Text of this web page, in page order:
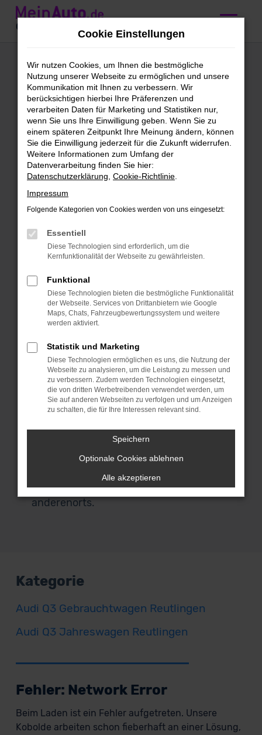
Zum
Hauptinhalt
Audi Q3 kaufen mit
Lieferservice nach
Reutlingen
Wir bieten günstige Audi Q3 für
Reutlingen
Schleichst du bereits um einen Audi Q3
herum und möchtest bald mit diesem
Modell in Reutlingen unterwegs sein?
wir bieten dieses erstklassige Fahrzeug
zu einem sensationellen Preis. Bei
die Spezialisten für den Audi Q3 und eine
Reihe anderer Modelle geraten. Für uns
spricht, dass wir ausschließlich
Fahrzeuge aus erster Hand anbieten
und du durchweg scheckheftgepflegte
Autos erhältst. Wir sprechen dabei von
Fahrzeuge für den einheimischen Markt
und ausdrücklich nicht von EU-
Importen. Auch, wenn du in Reutlingen
zuhause bist und nicht zu uns nach
Garching bei München kommen
möchtest, bist du herzlich willkommen.
Unser Lieferdienst macht es möglich
und stellt dir dein Fahrzeug direkt vor
deine Haustür – ob in Reutlingen oder
anderenorts.
Kategorie
Audi Q3 Gebrauchtwagen Reutlingen
Audi Q3 Jahreswagen Reutlingen
Fehler: Network Error
Beim Laden ist ein Fehler aufgetreten. Unsere
Kobolde arbeiten schon fieberhaft an einer Lösung,
Cookie Einstellungen
Wir nutzen Cookies, um Ihnen die bestmögliche
Nutzung unserer Webseite zu ermöglichen und unsere
Kommunikation mit Ihnen zu verbessern. Wir
berücksichtigen hierbei Ihre Präferenzen und
verarbeiten Daten für Marketing und Statistiken nur,
wenn Sie uns Ihre Einwilligung geben. Wenn Sie zu
einem späteren Zeitpunkt Ihre Meinung ändern, können
Sie die Einwilligung jederzeit für die Zukunft widerrufen.
Weitere Informationen zum Umfang der
Datenverarbeitung finden Sie hier:
Datenschutzerklärung Cookie-Richtlinie
Impressum
Folgende Kategorien von Cookies werden von uns eingesetzt:
Essentiell
Diese Technologien sind erforderlich, um die
Kernfunktionalität der Webseite zu gewährleisten.
Funktional
Diese Technologien bieten die bestmögliche Funktionalität
der Webseite. Services von Drittanbietern wie Google
Maps, Chats, Fahrzeugbewertungssystem und weitere
werden aktiviert.
Statistik und Marketing
Diese Technologien ermöglichen es uns, die Nutzung der
Webseite zu analysieren, um die Leistung zu messen und
zu verbessern. Zudem werden Technologien eingesetzt,
die von dritten Werbetreibenden verwendet werden, um
Sie auf anderen Webseiten zu verfolgen und um Anzeigen
zu schalten, die für Ihre Interessen relevant sind.
Speichern
Optionale Cookies ablehnen
Alle akzeptieren